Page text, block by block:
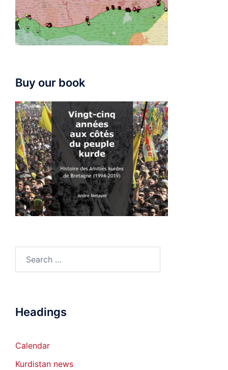
Buy our book
Headings
Calendar
Kurdistan news